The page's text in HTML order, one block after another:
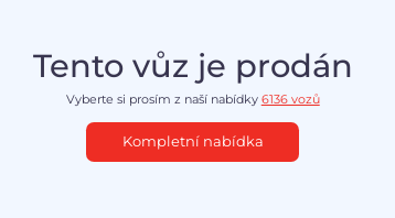
Tento vůz je prodán
Vyberte si prosím z naší nabídky 6136 vozů
Kompletní nabídka